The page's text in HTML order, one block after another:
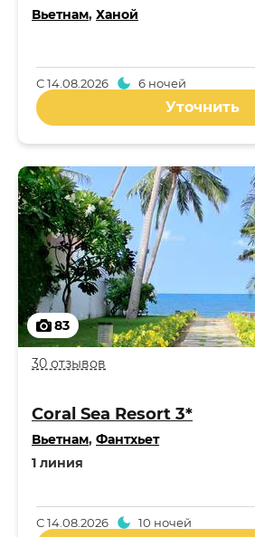
Вьетнам, Ханой
С14.08.2026 6 ночей
Уточнить
83
30 отзывов
Coral Sea Resort 3*
Вьетнам, Фантхьет
1 линия
С14.08.2026 10 ночей